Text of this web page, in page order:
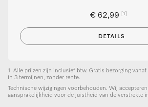
€ 62,99 [1]
DETAILS
1 Alle prijzen zijn inclusief btw. Gratis bezorging
in 3 termijnen, zonder rente.
Technische wijzigingen voorbehouden. Wij accepteren
aansprakelijkheid voor de juistheid van de verstrekte